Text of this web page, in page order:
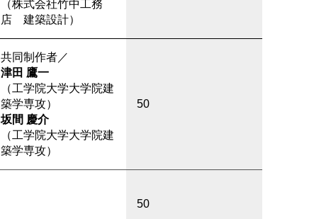
（株式会社竹中工務
店 建築設計）
共同制作者／
津田 鷹一
（工学院大学大学院建
築学専攻）
坂間 慶介
（工学院大学大学院建
築学専攻）
50
50